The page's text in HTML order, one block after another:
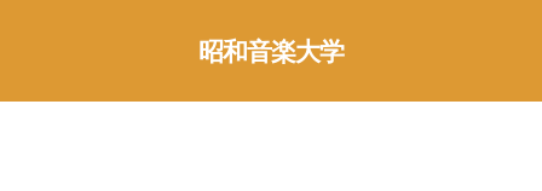
昭和音楽大学